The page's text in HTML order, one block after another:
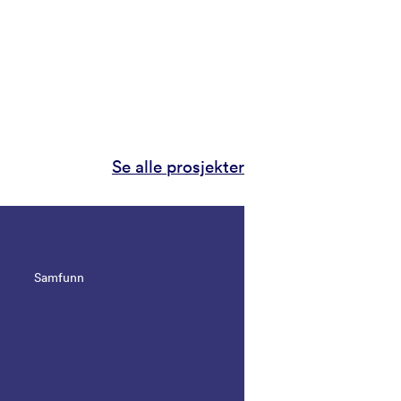
Se alle prosjekter
Samfunn